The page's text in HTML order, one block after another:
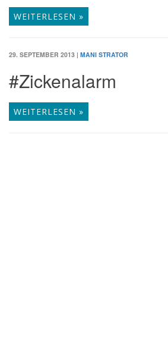
WEITERLESEN »
29. SEPTEMBER 2013 | MANI STRATOR
#Zickenalarm
WEITERLESEN »